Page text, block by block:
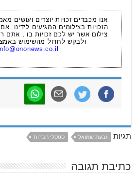
אנו מכבדים זכויות יוצרים ועושים
הזכויות בצילומים המגיעים לידינו
צילום אשר יש לכם זכויות בו , אתם
ולבקש לחדול מהשימוש
תגיות גבעת שמואל ספסלי חברות
כתיבת תגובה